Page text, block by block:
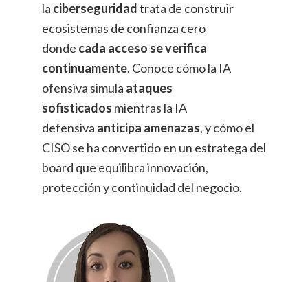
la ciberseguridadtrata de construir
ecosistemas de confianza cero
donde cada acceso se verifica
continuamente. Conoce cómo la IA
ofensiva simula ataques
sofisticados mientras la IA
defensiva anticipa amenazas, y cómo el
CISO se ha convertido en un estratega del
board que equilibra innovación,
protección y continuidad del negocio.